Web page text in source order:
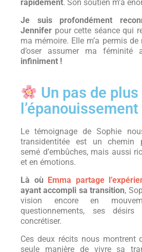
rapidement. Son soutien m’a
Je suis profondément
Jennifer pour cette séance qui
ma mémoire. Elle m’a permis
d’oser assumer ma féminité
infiniment !
Un pas de
l’épanouissement
Le témoignage de Sophie
transidentitée est un chemin
semé d’embûches, mais aussi
et en émotions.
Là où Emma partage
ayant accompli sa transition,
vision encore en
questionnements, ses
concrétiser.
Ces deux récits nous montrent
seule manière de vivre sa